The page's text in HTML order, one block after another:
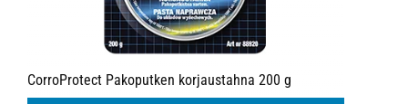
CorroProtect Pakoputken korjaustahna 200 g